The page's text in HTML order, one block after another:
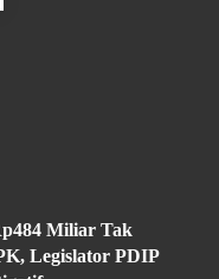
Miliar Tak
Legislator PDIP